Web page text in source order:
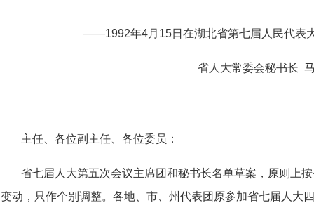
——1992年4月15日在湖北省第七届人民代表
省人大常委会秘书长
主任、各位副主任、各位委员：
省七届人大第五次会议主席团和秘书长名单草案，原则上
变动，只作个别调整。各地、市、州代表团原参加省七届人大